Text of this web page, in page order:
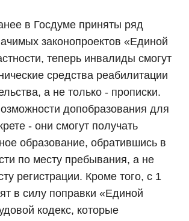
в Госдуме приняты ряд
законопроектов «Единой
теперь инвалиды смогут
средства реабилитации
а не только - прописки.
допобразования для
- они смогут получать
образование, обратившись в
по месту пребывания, а не
регистрации. Кроме того, с 1
в силу поправки «Единой
кодекс, которые